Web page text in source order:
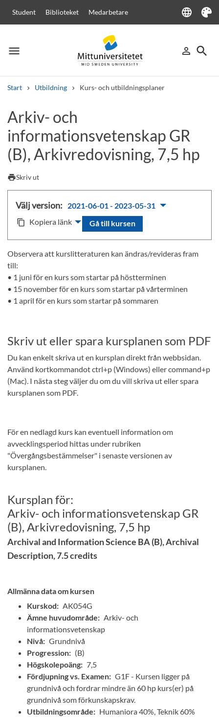
Student Biblioteket Medarbetare language
Language
Tema
menu
Meny person_outline
Logga in
search
Sök
Start Utbildning Kurs- och utbildningsplaner
Andra söktjänster
Kurser och programKursplanerVälkomstbrev Personal
Lediga jobb
Arkiv- och
informationsvetenskap GR
(B), Arkivredovisning, 7,5 hp
printSkriv ut
Välj version: 2021-06-01 - 2023-05-31
content_copy Kopiera länk Gå till kursen
Observera att kurslitteraturen kan ändras/revideras fram
till:
• 1 juni för en kurs som startar på höstterminen
• 15 november för en kurs som startar på vårterminen
• 1 april för en kurs som startar på sommaren
Skriv ut eller spara kursplanen som PDF
Du kan enkelt skriva ut en kursplan direkt från webbsidan.
Använd kortkommandot ctrl+p (Windows) eller command+p
(Mac). I nästa steg väljer du om du vill skriva ut eller spara
kursplanen som PDF.
För en nedlagd kurs kan eventuell information om
avvecklingsperiod hittas under rubriken
"Övergångsbestämmelser" i senaste versionen av
kursplanen.
Kursplan för:
Arkiv- och informationsvetenskap GR
(B), Arkivredovisning, 7,5 hp
Archival and Information Science BA (B), Archival
Description, 7.5 credits
Allmänna data om kursen
Kurskod: AK054G
Ämne huvudområde: Arkiv- och
informationsvetenskap
Nivå: Grundnivå
Progression: (B)
Högskolepoäng: 7,5
Fördjupning vs. Examen: G1F - Kursen ligger på
grundnivå och fordrar mindre än 60 hp kurs(er) på
grundnivå som förkunskapskrav.
Utbildningsområde: Humaniora 40%, Teknik 60%